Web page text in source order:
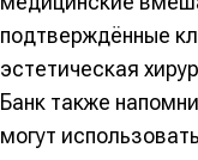
подтверждённые
эстетическая
Банк также
могут